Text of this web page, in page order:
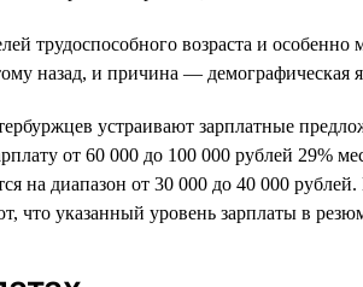
трудоспособного возраста и
назад, и причина — демографическая
устраивают зарплатные
от 60 000 до 100 000 рублей 29%
на диапазон от 30 000 до 40 000
что указанный уровень зарплаты в